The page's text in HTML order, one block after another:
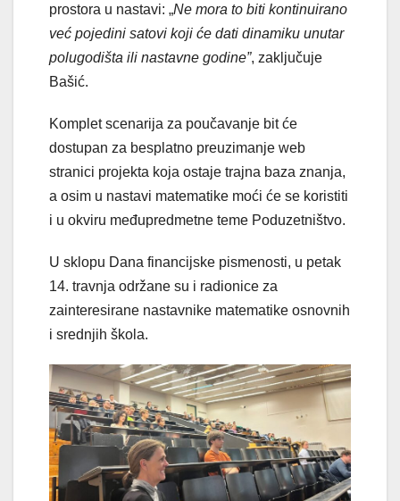
prostora u nastavi: „Ne mora to biti kontinuirano
već pojedini satovi koji će dati dinamiku unutar
polugodišta ili nastavne godine”, zaključuje
Bašić.
Komplet scenarija za poučavanje bit će
dostupan za besplatno preuzimanje web
stranici projekta koja ostaje trajna baza znanja,
a osim u nastavi matematike moći će se koristiti
i u okviru međupredmetne teme Poduzetništvo.
U sklopu Dana financijske pismenosti, u petak
14. travnja održane su i radionice za
zainteresirane nastavnike matematike osnovnih
i srednjih škola.